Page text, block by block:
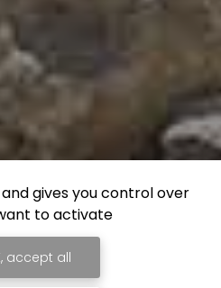
gives you control over
to activate
accept all